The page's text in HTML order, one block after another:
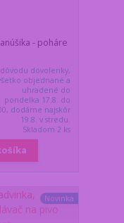
- poháre
dovolenky,
objednané a
uhradené do
pondelka 17.8. do
dodáme najskôr
19.8. v stredu.
Skladom 2 ks
Novinka